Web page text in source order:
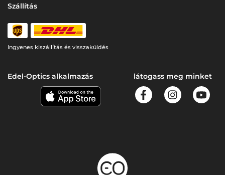
Szállítás
Ingyenes kiszállítás és visszaküldés
Edel-Optics alkalmazás látogass meg minket